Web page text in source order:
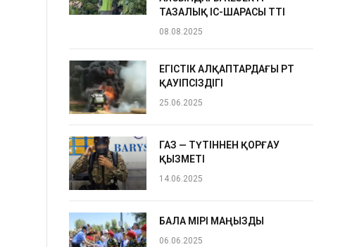
ТАЗАЛЫҚ ІС-ШАРАСЫ ӨТТІ
08.08.2025
ЕГІСТІК АЛҚАПТАРДАҒЫ ӨРТ
ҚАУІПСІЗДІГІ
25.06.2025
ГАЗ — ТҮТІННЕН ҚОРҒАУ
ҚЫЗМЕТІ
14.06.2025
БАЛА ӨМІРІ МАҢЫЗДЫ
06.06.2025